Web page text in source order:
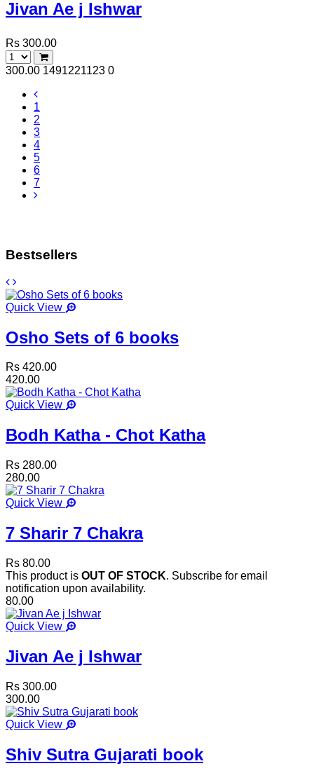
Jivan Ae j Ishwar
Rs 300.00
300.00 1491221123 0
1
2
3
4
5
6
7
Bestsellers
Quick View
Osho Sets of 6 books
Rs 420.00
420.00
Quick View
Bodh Katha - Chot Katha
Rs 280.00
280.00
Quick View
7 Sharir 7 Chakra
Rs 80.00
This product is OUT OF STOCK. Subscribe for email
notification upon availability.
80.00
Quick View
Jivan Ae j Ishwar
Rs 300.00
300.00
Quick View
Shiv Sutra Gujarati book